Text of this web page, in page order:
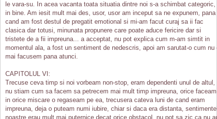
le vara-su. In acea vacanta toata situatia dintre noi s-a schimbat categoric,
in bine. Am iesit mult mai des, usor, usor am inceput sa ne expunem, pana
cand am fost destul de pregatit emotional si mi-am facut curaj sa ii fac
clasica dar totusi, minunata propunere care poate aduce fericire dar si
tristete de a fii impreuna... a acceptat, nu pot explica cum m-am simtit in
momentul ala, a fost un sentiment de nedescris, apoi am sarutat-o cum nu
mai facusem pana atunci.
CAPITOLUL VI:
Trecuse ceva timp si noi vorbeam non-stop, eram dependenti unul de altul,
nu stiam cum sa facem sa petrecem mai mult timp impreuna, orice
in orice miscare o regaseam pe ea, trecusera cateva luni de cand eram
impreuna, deja o puteam numi iubire, chiar si daca era distanta,
noastre erau mult mai puternice decat orice obstacol, nu pot sa zic ca nu